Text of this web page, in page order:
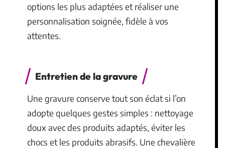
options les plus adaptées et réaliser une
personnalisation soignée, fidèle à vos
attentes.
Entretien de la gravure
Une gravure conserve tout son éclat si l’on
adopte quelques gestes simples : nettoyage
doux avec des produits adaptés, éviter les
chocs et les produits abrasifs. Une chevalière